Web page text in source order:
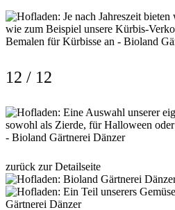
12 / 12
zurück zur Detailseite